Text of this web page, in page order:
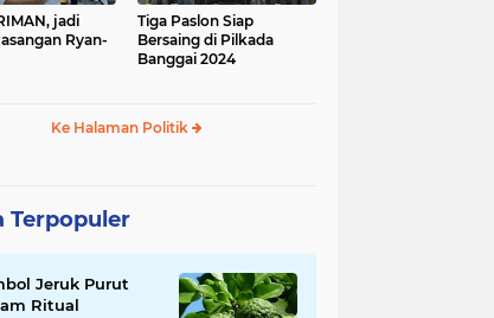
jadi
Ryan-
Tiga Paslon Siap
Bersaing di Pilkada
Banggai 2024
Ke Halaman Politik
Terpopuler
Jeruk Purut
Ritual